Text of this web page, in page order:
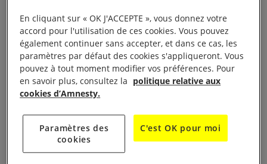
personnes qui défendent les droits humains à se
mettre en mouvement pour faire reculer les
discriminations. Les personnes intéressées peuvent
participer depuis n’importe où et dans la discipline
de leur choix : course à pied, vélo, nage, etc. La
Pour participer, il suffit de s’inscrire sur le site
L’Amnestienneen versant 10 Euros. Une fois inscrit,
En cliquant sur « OK J'ACCEPTE », vous donnez votre
accord pour l'utilisation de ces cookies. Vous pouvez
également continuer sans accepter, et dans ce cas, les
paramètres par défaut des cookies s'appliqueront. Vous
pouvez à tout moment modifier vos préférences. Pour
en savoir plus, consultez la politique relative aux
cookies d’Amnesty.
Paramètres des
cookies
C'est OK pour moi